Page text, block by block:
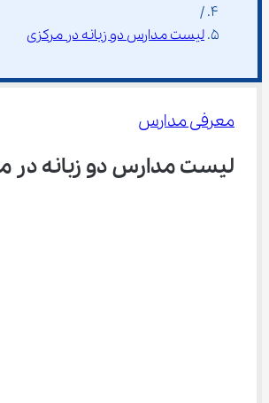
/
لیست مدارس دو زبانه در مرکزی
معرفی مدارس
لیست مدارس دو زبانه در